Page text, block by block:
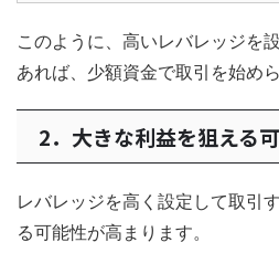
このように、高いレバレッジを
あれば、少額資金で取引を始めら
2．大きな利益を狙える
レバレッジを高く設定して取引
る可能性が高まります。